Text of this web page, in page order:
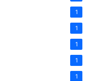
1
1
1
1
1